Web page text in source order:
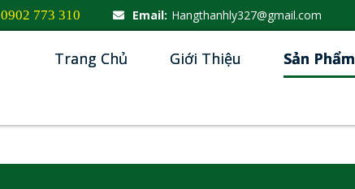
0902 773 310 Email: Hangthanhly327@gmail.com
Trang Chủ Giới Thiệu Sản Phẩm